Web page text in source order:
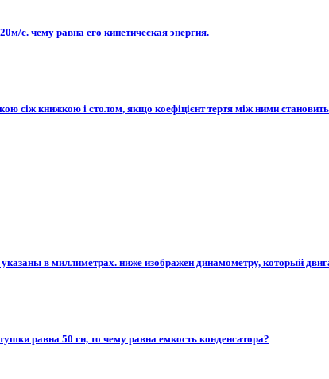
с. чему равна его кинетическая энергия.
сіж книжкою і столом, якщо коефіцієнт тертя між ними
в миллиметрах. ниже изображен динамометру, который
равна 50 гн, то чему равна емкость конденсатора?